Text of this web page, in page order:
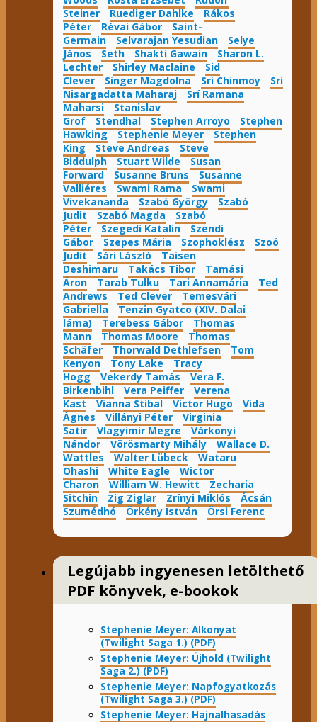
Steiner
Ruediger Dahlke
Rákos
Péter
Révai Gábor
Saint-
Germain
Selvarajan Yesudian
Selye
János
Seth Shakti Gawain
Sharon L.
Lechter
Shirley Maclaine
Sid
Clever
Singer Magdolna Sri Chinmoy
Sri
Nisargadatta Maharaj
Srí Ramana
Maharsi
Stanislav
Grof
Stendhal Stephen Arroyo
Stephen
Hawking
Stephenie Meyer
Stephen
King
Steve Andreas
Steve
Biddulph
Stuart Wilde
Susan
Forward
Susanne Bruns
Susanne
Valliéres
Swami Rama
Swami
Vivekananda
Szabó György
Szabó
Judit
Szabó Magda
Szabó
Péter
Szegedi Katalin
Szendi
Gábor
Szepes Mária Szophoklész
Szoó
Judit
Sári László
Taisen
Deshimaru
Takács Tibor
Tamási
Áron
Tarab Tulku Tari Annamária
Ted
Andrews
Ted Clever
Temesvári
Gabriella
Tenzin Gyatco (XIV. Dalai
láma)
Terebess Gábor
Thomas
Mann
Thomas Moore
Thomas
Schäfer
Thorwald Dethlefsen
Tom
Kenyon
Tony Lake
Tracy
Hogg
Vekerdy Tamás
Vera F.
Birkenbihl
Vera Peiffer
Verena
Kast
Vianna Stibal Victor Hugo
Vida
Ágnes
Villányi Péter
Virginia
Satir
Vlagyimir Megre
Várkonyi
Nándor
Vörösmarty Mihály
Wallace D.
Wattles
Walter Lübeck
Wataru
Ohashi
White Eagle
Wictor
Charon
William W. Hewitt
Zecharia
Sitchin
Zig Ziglar Zrínyi Miklós
Ácsán
Szumédhó
Örkény István Örsi Ferenc
Legújabb ingyenesen letölthető
PDF könyvek, e-bookok
Stephenie Meyer: Alkonyat
(Twilight Saga 1.) (PDF)
Stephenie Meyer: Újhold (Twilight
Saga 2.) (PDF)
Stephenie Meyer: Napfogyatkozás
(Twilight Saga 3.) (PDF)
Stephenie Meyer: Hajnalhasadás